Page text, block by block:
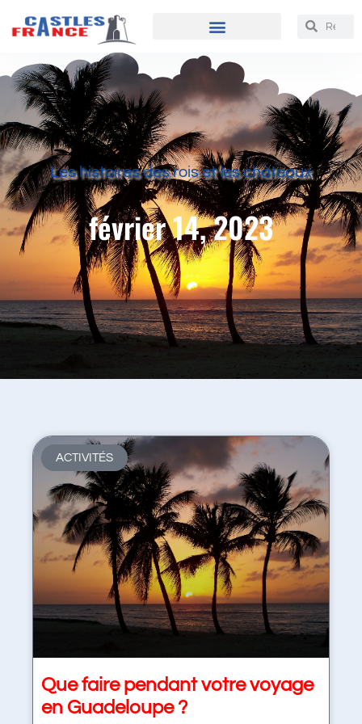
Les histoires des rois et les châteaux
février 14, 2023
ACTIVITÉS
Que faire pendant votre voyage
en Guadeloupe ?